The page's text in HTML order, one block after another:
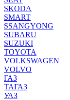
SKODA
SMART
SSANGYONG
SUBARU
SUZUKI
TOYOTA
VOLKSWAGEN
VOLVO
ГАЗ
ТАГАЗ
УАЗ